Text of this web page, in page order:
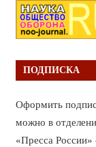
ПОДПИСКА
Оформить
можно в
«Пресса России»